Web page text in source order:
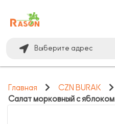
Выберите адрес
Главная
CZN BURAK
Салат морковный с яблоком